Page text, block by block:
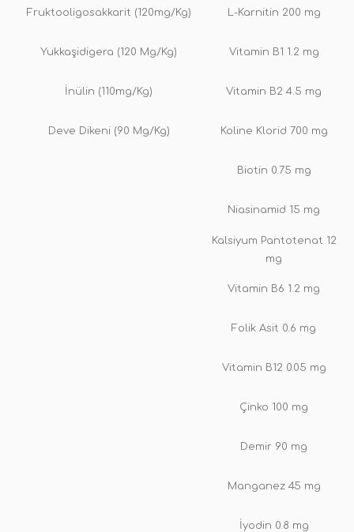
Fruktooligosakkarit (120mg/Kg) L-Karnitin 200 mg
Yukkaşidigera (120 Mg/Kg) Vitamin B1 1.2 mg
İnülin (110mg/Kg) Vitamin B2 4.5 mg
Deve Dikeni (90 Mg/Kg) Koline Klorid 700 mg
Biotin 0.75 mg
Niasinamid 15 mg
Kalsiyum Pantotenat 12
mg
Vitamin B6 1.2 mg
Folik Asit 0.6 mg
Vitamin B12 0.05 mg
Çinko 100 mg
Demir 90 mg
Manganez 45 mg
İyodin 0.8 mg